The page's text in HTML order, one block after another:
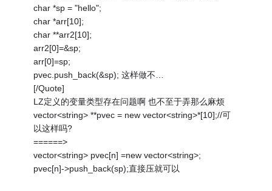
char *sp = "hello";
char *arr[10];
char **arr2[10];
arr2[0]=&sp;
arr[0]=sp;
pvec.push_back(&sp); 这样做不…
[/Quote]
LZ定义的变量类型存在问题啊 也不至于弄那么麻烦
vector<string> **pvec = new vector<string>*[10];//可
以这样吗?
======>
vector<string> pvec[n] =new vector<string>;
pvec[n]->push_back(sp);直接压就可以